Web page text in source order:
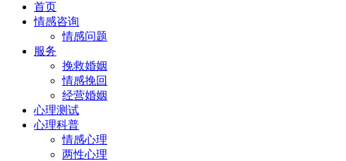
首页
情感咨询
情感问题
服务
挽救婚姻
情感挽回
经营婚姻
心理测试
心理科普
情感心理
两性心理